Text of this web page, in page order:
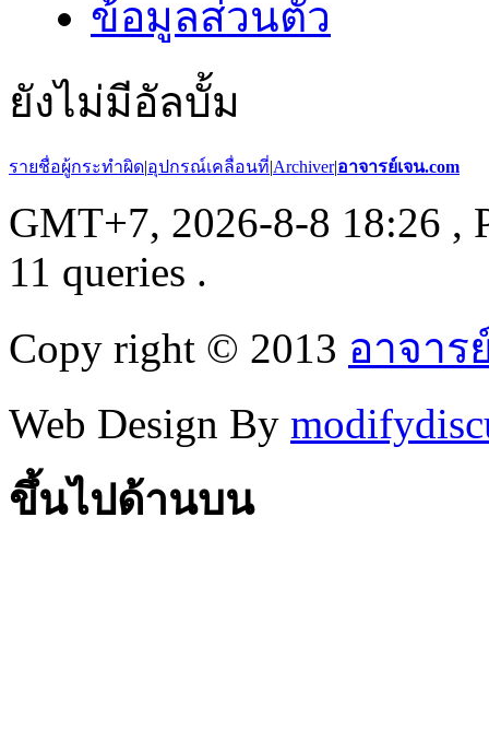
ข้อมูลส่วนตัว
ยังไม่มีอัลบั้ม
รายชื่อผู้กระทำผิด|อุปกรณ์เคลื่อนที่|Archiver|อาจารย์เจน.com
GMT+7, 2026-8-8 18:26 ,
11 queries .
Copy right © 2013 อาจาร
Web Design By
ขึ้นไปด้านบน